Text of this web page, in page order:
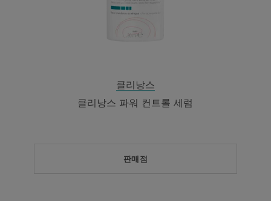
클리낭스
클리낭스 파워 컨트롤 세럼
판매점